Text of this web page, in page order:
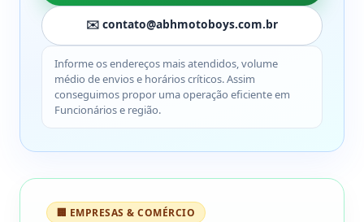
✉️ contato@abhmotoboys.com.br
Informe os endereços mais atendidos, volume
médio de envios e horários críticos. Assim
conseguimos propor uma operação eficiente em
Funcionários e região.
🏢 EMPRESAS & COMÉRCIO